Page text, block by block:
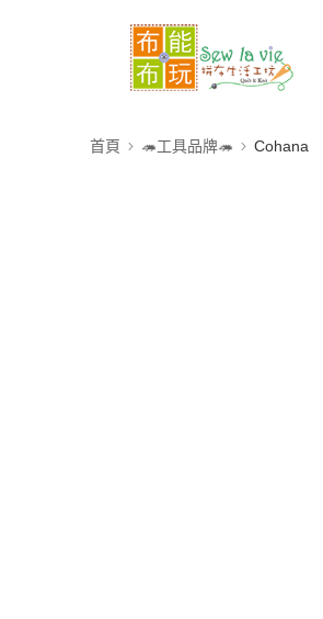
首頁 🦔工具品牌🦔 Cohana